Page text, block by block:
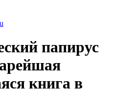
папирус
книга в